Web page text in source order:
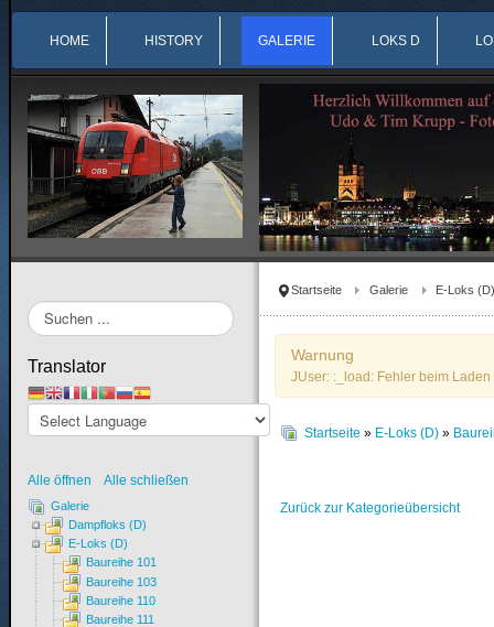
HOME HISTORY GALERIE LOKS D
Startseite Galerie E-Loks (D)
Warnung
JUser: :_load: Fehler beim
Startseite » E-Loks (D) »
Zurück zur Kategorieübersicht
Suchen
...
Translator
Alle öffnen Alle schließen
Galerie
Dampfloks (D)
E-Loks (D)
Baureihe 101
Baureihe 103
Baureihe 110
Baureihe 111